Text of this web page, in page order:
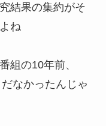
結果の集約がそ
ね
組の10年前、
なかったんじゃ